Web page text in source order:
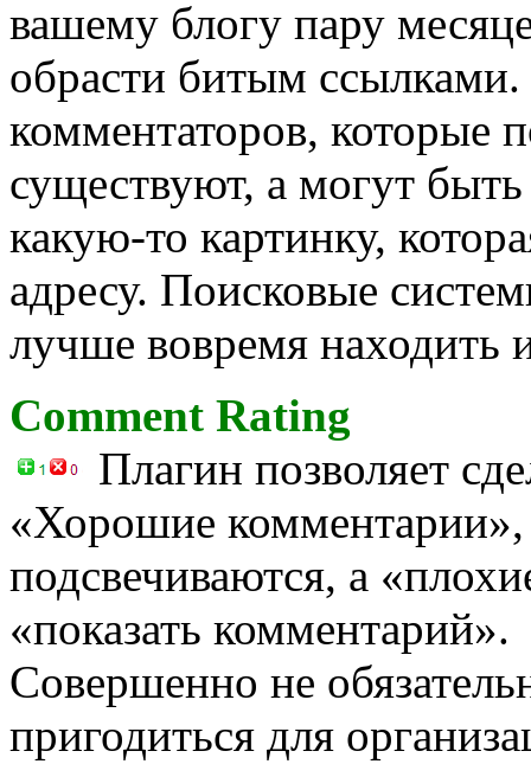
вашему блогу пару
обрасти битым
комментаторов, которые
существуют, а могут
какую-то картинку,
адресу. Поисковые
лучше вовремя находить
Comment Rating
Плагин позволяет
«Хорошие
подсвечиваются, а
«показать комментарий».
Совершенно не
пригодиться для